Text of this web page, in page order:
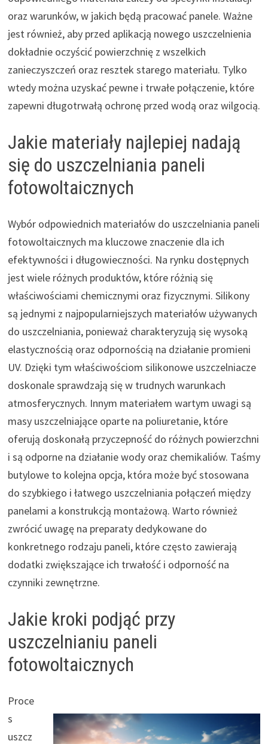
oraz warunków, w jakich będą pracować panele. Ważne
jest również, aby przed aplikacją nowego uszczelnienia
dokładnie oczyścić powierzchnię z wszelkich
zanieczyszczeń oraz resztek starego materiału. Tylko
wtedy można uzyskać pewne i trwałe połączenie, które
zapewni długotrwałą ochronę przed wodą oraz wilgocią.
Jakie materiały najlepiej nadają
się do uszczelniania paneli
fotowoltaicznych
Wybór odpowiednich materiałów do uszczelniania paneli
fotowoltaicznych ma kluczowe znaczenie dla ich
efektywności i długowieczności. Na rynku dostępnych
jest wiele różnych produktów, które różnią się
właściwościami chemicznymi oraz fizycznymi. Silikony
są jednymi z najpopularniejszych materiałów używanych
do uszczelniania, ponieważ charakteryzują się wysoką
elastycznością oraz odpornością na działanie promieni
UV. Dzięki tym właściwościom silikonowe uszczelniacze
doskonale sprawdzają się w trudnych warunkach
atmosferycznych. Innym materiałem wartym uwagi są
masy uszczelniające oparte na poliuretanie, które
oferują doskonałą przyczepność do różnych powierzchni
i są odporne na działanie wody oraz chemikaliów. Taśmy
butylowe to kolejna opcja, która może być stosowana
do szybkiego i łatwego uszczelniania połączeń między
panelami a konstrukcją montażową. Warto również
zwrócić uwagę na preparaty dedykowane do
konkretnego rodzaju paneli, które często zawierają
dodatki zwiększające ich trwałość i odporność na
czynniki zewnętrzne.
Jakie kroki podjąć przy
uszczelnianiu paneli
fotowoltaicznych
Proce
s
uszcz